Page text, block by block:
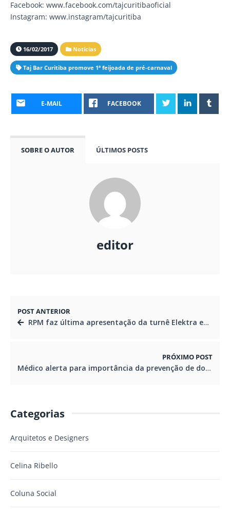
Facebook: www.facebook.com/tajcuritibaoficial
Instagram: www.instagram/tajcuritiba
16/02/2017 Notícias
Taj Bar Curitiba promove 1ª feijoada de pré-carnaval
E-MAIL FACEBOOK
SOBRE O AUTOR ÚLTIMOS POSTS
editor
POST ANTERIOR
RPM faz última apresentação da turnê Elektra em Curitiba
PRÓXIMO POST
Médico alerta para importância da prevenção de doenças sexuais no carnaval
Categorias
Arquitetos e Designers
Celina Ribello
Coluna Social